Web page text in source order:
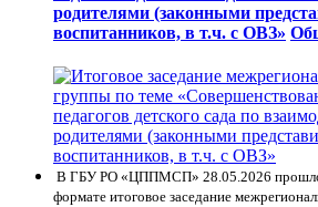
родителями (законными
воспитанников, в т.ч. с ОВЗ»
В ГБУ РО «ЦППМСП» 28.05.2026 прошло
формате итоговое заседание